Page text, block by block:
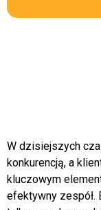
W dzisiejszych
konkurencją, a
kluczowym
efektywny zespół.